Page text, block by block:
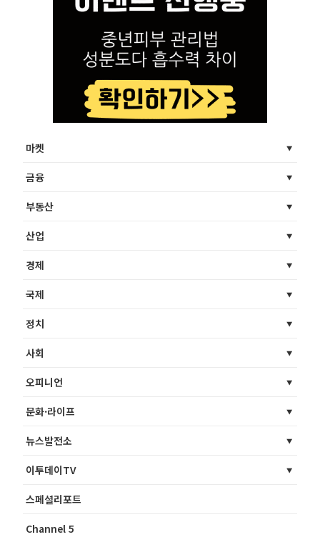
마켓
금융
부동산
산업
경제
국제
정치
사회
오피니언
문화·라이프
뉴스발전소
이투데이TV
스페셜리포트
Channel 5